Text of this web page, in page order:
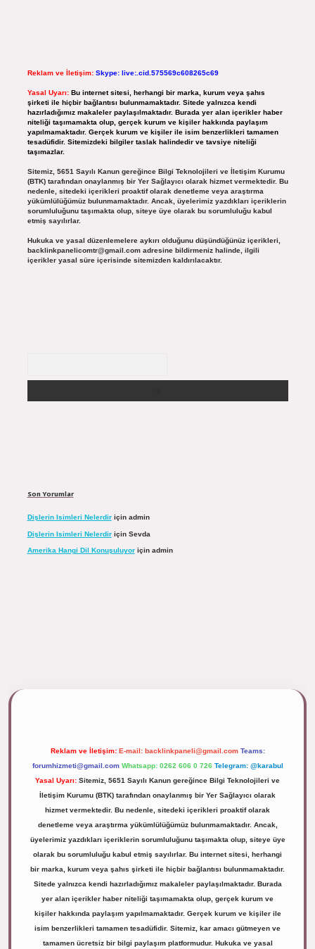
Reklam ve İletişim: Skype: live:.cid.575569c608265c69
Yasal Uyarı: Bu internet sitesi, herhangi bir marka, kurum veya şahıs
şirketi ile hiçbir bağlantısı bulunmamaktadır. Sitede yalnızca kendi
hazırladığımız makaleler paylaşılmaktadır. Burada yer alan içerikler haber
niteliği taşımamakta olup, gerçek kurum ve kişiler hakkında paylaşım
yapılmamaktadır. Gerçek kurum ve kişiler ile isim benzerlikleri tamamen
tesadüfidir. Sitemizdeki bilgiler taslak halindedir ve tavsiye niteliği
taşımazlar.
Sitemiz, 5651 Sayılı Kanun gereğince Bilgi Teknolojileri ve İletişim Kurumu
(BTK) tarafından onaylanmış bir Yer Sağlayıcı olarak hizmet vermektedir. Bu
nedenle, sitedeki içerikleri proaktif olarak denetleme veya araştırma
yükümlülüğümüz bulunmamaktadır. Ancak, üyelerimiz yazdıkları içeriklerin
sorumluluğunu taşımakta olup, siteye üye olarak bu sorumluluğu kabul
etmiş sayılırlar.
Hukuka ve yasal düzenlemelere aykırı olduğunu düşündüğünüz içerikleri,
backlinkpanelicomtr@gmail.comadresine bildirmeniz halinde, ilgili
içerikler yasal süre içerisinde sitemizden kaldırılacaktır.
Son Yorumlar
Dişlerin Isimleri Nelerdiriçin admin
Dişlerin Isimleri Nelerdiriçin Sevda
Amerika Hangi Dil Konuşuluyoriçin admin
Reklam ve İletişim: E-mail: backlinkpaneli@gmail.com Teams:
forumhizmeti@gmail.com Whatsapp: 0262 606 0 726 Telegram: @karabul
Yasal Uyarı: Sitemiz, 5651 Sayılı Kanun gereğince Bilgi Teknolojileri ve
İletişim Kurumu (BTK) tarafından onaylanmış bir Yer Sağlayıcı olarak
hizmet vermektedir. Bu nedenle, sitedeki içerikleri proaktif olarak
denetleme veya araştırma yükümlülüğümüz bulunmamaktadır. Ancak,
üyelerimiz yazdıkları içeriklerin sorumluluğunu taşımakta olup, siteye üye
olarak bu sorumluluğu kabul etmiş sayılırlar. Bu internet sitesi, herhangi
bir marka, kurum veya şahıs şirketi ile hiçbir bağlantısı bulunmamaktadır.
Sitede yalnızca kendi hazırladığımız makaleler paylaşılmaktadır. Burada
yer alan içerikler haber niteliği taşımamakta olup, gerçek kurum ve
kişiler hakkında paylaşım yapılmamaktadır. Gerçek kurum ve kişiler ile
isim benzerlikleri tamamen tesadüfidir. Sitemiz, kar amacı gütmeyen ve
tamamen ücretsiz bir bilgi paylaşım platformudur. Hukuka ve yasal